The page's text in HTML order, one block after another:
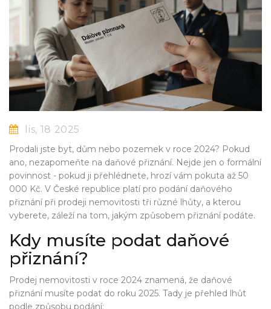
lis, 18 2025
Prodali jste byt, dům nebo pozemek v roce 2024? Pokud
ano, nezapomeňte na daňové přiznání. Nejde jen o formální
povinnost - pokud ji přehlédnete, hrozí vám pokuta až 50
000 Kč. V České republice platí pro podání daňového
přiznání při prodeji nemovitosti tři různé lhůty, a kterou
vyberete, záleží na tom, jakým způsobem přiznání podáte.
Kdy musíte podat daňové
přiznání?
Prodej nemovitosti v roce 2024 znamená, že daňové
přiznání musíte podat do roku 2025. Tady je přehled lhůt
podle způsobu podání: